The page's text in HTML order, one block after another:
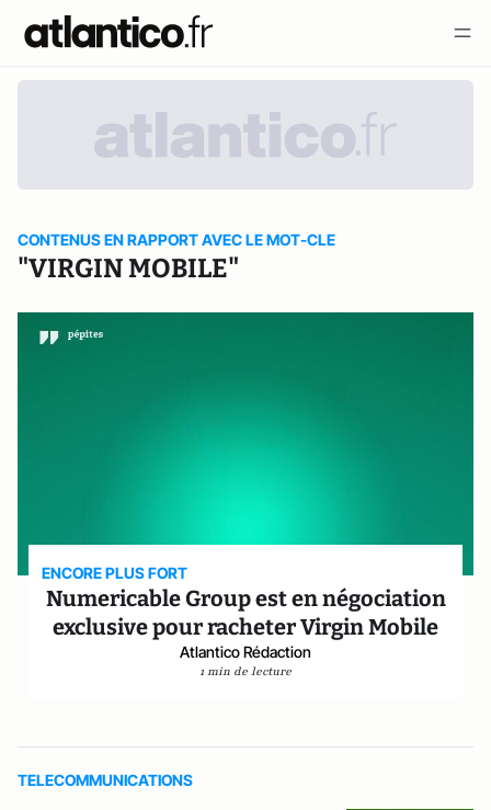
CONTENUS EN RAPPORT AVEC LE MOT-CLE
"VIRGIN MOBILE"
ENCORE PLUS FORT
Numericable Group est en négociation
exclusive pour racheter Virgin Mobile
Atlantico Rédaction
1 min de lecture
TELECOMMUNICATIONS